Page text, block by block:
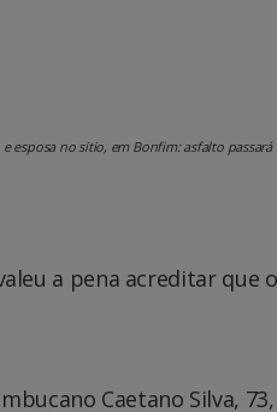
esposa no sitio, em Bonfim: asfalto
a pena acreditar que o
Caetano Silva, 73,